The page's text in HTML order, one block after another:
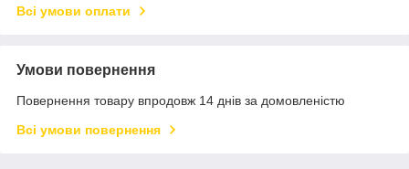
Всі умови оплати
Умови повернення
Повернення товару впродовж 14 днів за домовленістю
Всі умови повернення